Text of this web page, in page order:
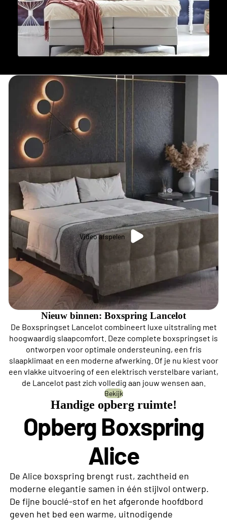
Video afspelen
Nieuw binnen: Boxspring Lancelot
De Boxspringset Lancelot combineert luxe uitstraling met
hoogwaardig slaapcomfort. Deze complete boxspringset is
ontworpen voor optimale ondersteuning, een fris
slaapklimaat en een moderne afwerking. Of je nu kiest voor
een vlakke uitvoering of een elektrisch verstelbare variant,
de Lancelot past zich volledig aan jouw wensen aan.
Bekijk
Handige opberg ruimte!
Opberg Boxspring
Alice
De Alice boxspring brengt rust, zachtheid en
moderne elegantie samen in één stijlvol ontwerp.
De fijne bouclé-stof en het afgeronde hoofdbord
geven het bed een warme, uitnodigende